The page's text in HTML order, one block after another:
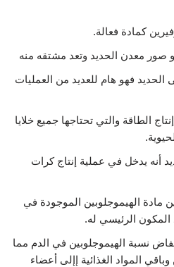
كمادة فعالة.
صور معدن الحديد وتعد مشتقه منه
فهو هام للعديد من العمليات
الطاقة والتي تحتاجها جميع خلايا
أنه يدخل في عملية إنتاج كرات
مادة الهيموجلوبين الموجودة في
المكون الرئيسي له.
نسبة الهيموجلوبين في الدم مما
المواد الغذائية إإلى أعضاء